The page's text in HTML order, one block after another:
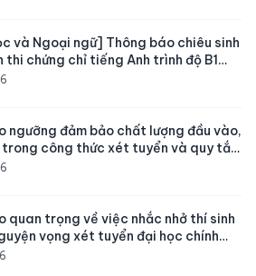
và Ngoại ngữ] Thông báo chiêu sinh
thi chứng chỉ tiếng Anh trình độ B1
2026
ngưỡng đảm bảo chất lượng đầu vào,
trong công thức xét tuyển và quy tắc
đương điểm xét tuyển đại học
quan trọng về việc nhắc nhở thí sinh
tuyển đại học chính